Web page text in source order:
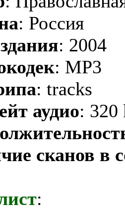
: Россия
: 2004
: MP3
: tracks
аудио: 320
сканов в
: